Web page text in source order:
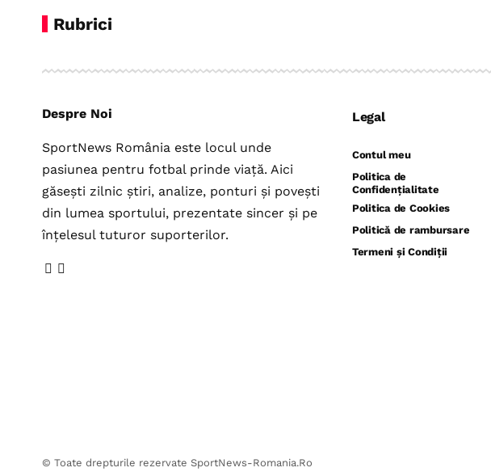
Rubrici
Despre Noi
SportNews România este locul unde
pasiunea pentru fotbal prinde viață. Aici
găsești zilnic știri, analize, ponturi și povești
din lumea sportului, prezentate sincer și pe
înțelesul tuturor suporterilor.
Legal
Contul meu
Politica de
Confidențialitate
Politica de Cookies
Politică de rambursare
Termeni și Condiții
© Toate drepturile rezervate SportNews-Romania.Ro